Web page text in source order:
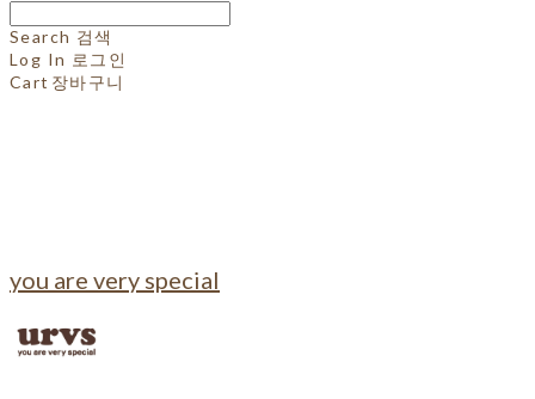
Search 검색
Log In 로그인
Cart 장바구니
you are very special